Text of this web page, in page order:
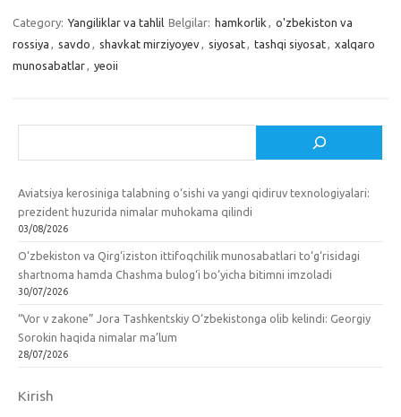
Category: Yangiliklar va tahlil Belgilar: hamkorlik , o'zbekiston va
rossiya , savdo , shavkat mirziyoyev, siyosat, tashqi siyosat, xalqaro
munosabatlar, yeoii
Aviatsiya kerosiniga talabning o‘sishi va yangi qidiruv texnologiyalari:
prezident huzurida nimalar muhokama qilindi
03/08/2026
O‘zbekiston va Qirg‘iziston ittifoqchilik munosabatlari to‘g‘risidagi
shartnoma hamda Chashma bulog‘i bo‘yicha bitimni imzoladi
30/07/2026
“Vor v zakone” Jora Tashkentskiy O‘zbekistonga olib kelindi: Georgiy
Sorokin haqida nimalar ma’lum
28/07/2026
Kirish